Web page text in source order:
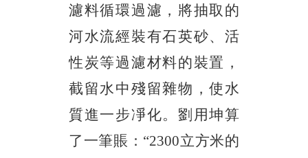
濾料循環過濾，將抽取的
河水流經裝有石英砂、活
性炭等過濾材料的裝置，
截留水中殘留雜物，使水
質進一步凈化。劉用坤算
了一筆賬：“2300立方米的